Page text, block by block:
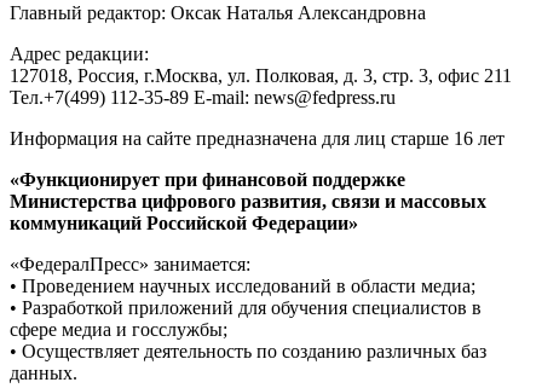
Главный редактор: Оксак Наталья Александровна
Адрес редакции:
127018, Россия, г.Москва, ул. Полковая, д. 3, стр. 3, офис 211
Тел.+7(499) 112-35-89 E-mail: news@fedpress.ru
Информация на сайте предназначена для лиц старше 16 лет
«Функционирует при финансовой поддержке
Министерства цифрового развития, связи и массовых
коммуникаций Российской Федерации»
«ФедералПресс» занимается:
• Проведением научных исследований в области медиа;
• Разработкой приложений для обучения специалистов в
сфере медиа и госслужбы;
• Осуществляет деятельность по созданию различных баз
данных.